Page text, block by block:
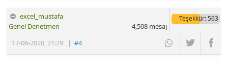
excel_mustafa
17-06-2020,21:29 |#4
Genel Denetmen
Teşekkür: 563
4,508mesaj